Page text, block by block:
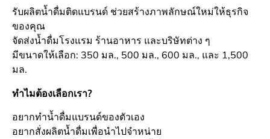
รับผลิตน้ำดื่มติดแบรนด์ ช่วยสร้างภาพลักษณ์ใหม่ให้ธุรกิจ
ของคุณ
จัดส่งน้ำดื่มโรงแรม ร้านอาหาร และบริษัทต่าง ๆ
มีขนาดให้เลือก: 350 มล., 500 มล., 600 มล., และ 1,500
มล.
ทำไมต้องเลือกเรา?
อยากทำน้ำดื่มแบรนด์ของตัวเอง
อยากสั่งผลิตน้ำดื่มเพื่อนำไปจำหน่าย